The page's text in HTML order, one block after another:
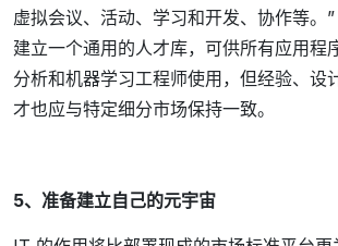
虚拟会议、活动、学习和开发、协作等。
建立一个通用的人才库，可供所有应用程
分析和机器学习工程师使用，但经验、设
才也应与特定细分市场保持一致。
5、准备建立自己的元宇宙